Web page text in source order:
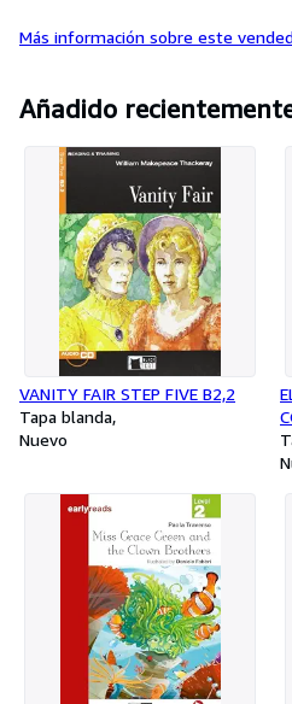
MINIMO 5 + gastos de envío
Más información sobre este
Añadido
VANITY FAIR STEP FIVE B2,2
Tapa blanda
Nuevo